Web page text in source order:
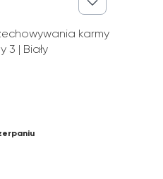
karmy
3 | Biały